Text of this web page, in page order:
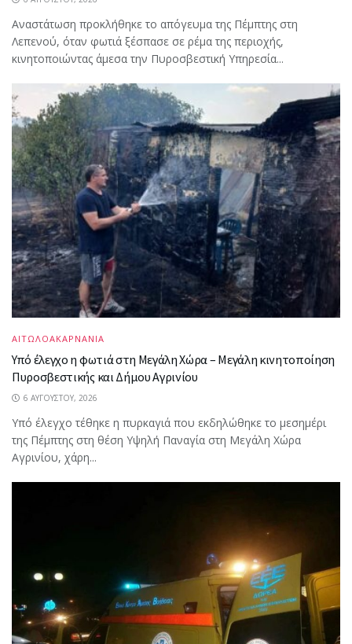
Αναστάτωση προκλήθηκε το απόγευμα της Πέμπτης στη
Λεπενού, όταν φωτιά ξέσπασε σε ρέμα της περιοχής,
κινητοποιώντας άμεσα την Πυροσβεστική Υπηρεσία...
ΑΙΤΩΛΟΑΚΑΡΝΑΝΙΑ
Υπό έλεγχο η φωτιά στη Μεγάλη Χώρα – Μεγάλη κινητοποίηση
Πυροσβεστικής και Δήμου Αγρινίου
6 ΑΥΓΟΎΣΤΟΥ, 2026
Υπό έλεγχο τέθηκε η πυρκαγιά που εκδηλώθηκε το μεσημέρι
της Πέμπτης στη θέση Υψηλή Παναγία στη Μεγάλη Χώρα
Αγρινίου, χάρη...